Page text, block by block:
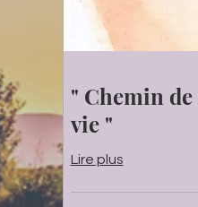
" Chemin
vie "
Lire plus